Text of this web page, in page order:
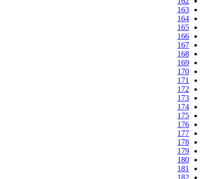
163
164
165
166
167
168
169
170
171
172
173
174
175
176
177
178
179
180
181
182